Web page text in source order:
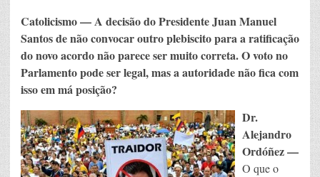
Catolicismo — A decisão do Presidente Juan Manuel
Santos de não convocar outro plebiscito para a ratificação
do novo acordo não parece ser muito correta. O voto no
Parlamento pode ser legal, mas a autoridade não fica com
isso em má posição?
Dr.
Alejandro
Ordóñez —
O que o